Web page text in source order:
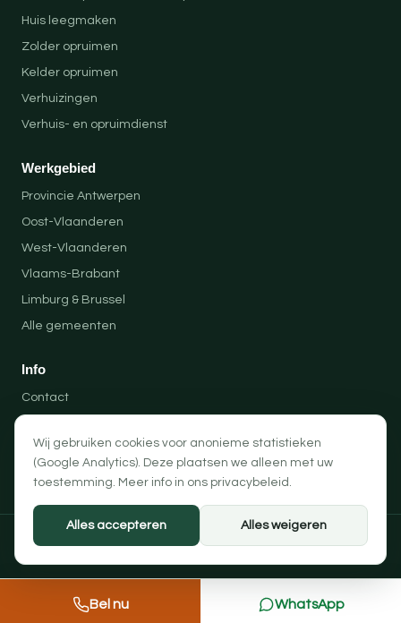
Huis leegmaken
Zolder opruimen
Kelder opruimen
Verhuizingen
Verhuis- en opruimdienst
Werkgebied
Provincie Antwerpen
Oost-Vlaanderen
West-Vlaanderen
Vlaams-Brabant
Limburg & Brussel
Alle gemeenten
Info
Contact
Privacybeleid
Algemene voorwaarden
Bel nu WhatsApp
Wij gebruiken cookies voor anonieme statistieken
(Google Analytics). Deze plaatsen we alleen met uw
toestemming. Meer info in ons privacybeleid .
Alles accepteren Alles weigeren